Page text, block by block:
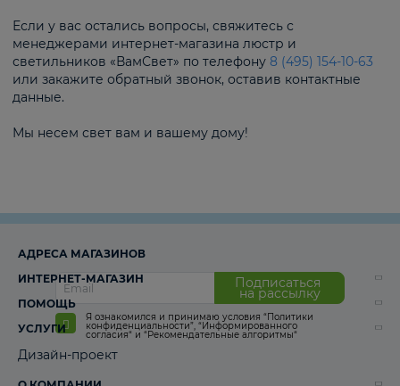
Если у вас остались вопросы, свяжитесь с
менеджерами интернет-магазина люстр и
светильников «ВамСвет» по телефону 8 (495) 154-10-63
или закажите обратный звонок, оставив контактные
данные.
Мы несем свет вам и вашему дому!
Подписаться
на рассылку
Я ознакомился и принимаю условия “Политики
конфиденциальности”, “Информированного
согласия“ и “Рекомендательные алгоритмы“
АДРЕСА МАГАЗИНОВ
ИНТЕРНЕТ-МАГАЗИН
ПОМОЩЬ
УСЛУГИ
Дизайн-проект